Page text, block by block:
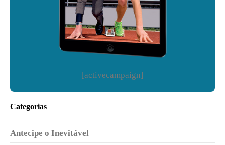
[activecampaign]
Categorias
Antecipe o Inevitável